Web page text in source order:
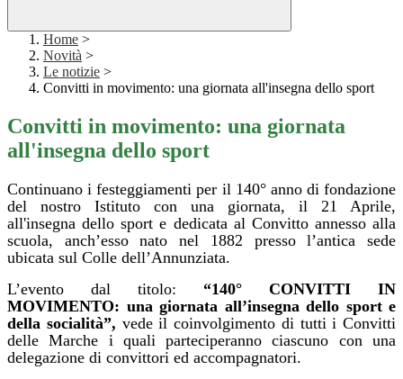
Home >
Novità >
Le notizie >
Convitti in movimento: una giornata all'insegna dello sport
Convitti in movimento: una giornata
all'insegna dello sport
Continuano i festeggiamenti per il 140° anno di fondazione
del nostro Istituto con una giornata, il 21 Aprile,
all'insegna dello sport e dedicata al Convitto annesso alla
scuola, anch’esso nato nel 1882 presso l’antica sede
ubicata sul Colle dell’Annunziata.
L’evento dal titolo: “140° CONVITTI IN
MOVIMENTO: una giornata all’insegna dello sport e
della socialità”, vede il coinvolgimento di tutti i Convitti
delle Marche i quali parteciperanno ciascuno con una
delegazione di convittori ed accompagnatori.